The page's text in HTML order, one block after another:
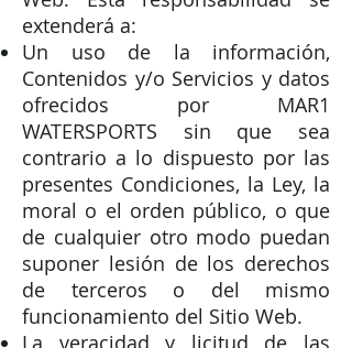
extenderá a:
Un uso de la información,
Contenidos y/o Servicios y datos
ofrecidos por MAR1
WATERSPORTS sin que sea
contrario a lo dispuesto por las
presentes Condiciones, la Ley, la
moral o el orden público, o que
de cualquier otro modo puedan
suponer lesión de los derechos
de terceros o del mismo
funcionamiento del Sitio Web.
La veracidad y licitud de las